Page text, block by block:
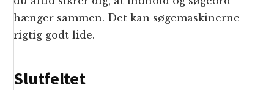
hænger sammen. Det kan søgemaskinerne
rigtig godt lide.
Slutfeltet